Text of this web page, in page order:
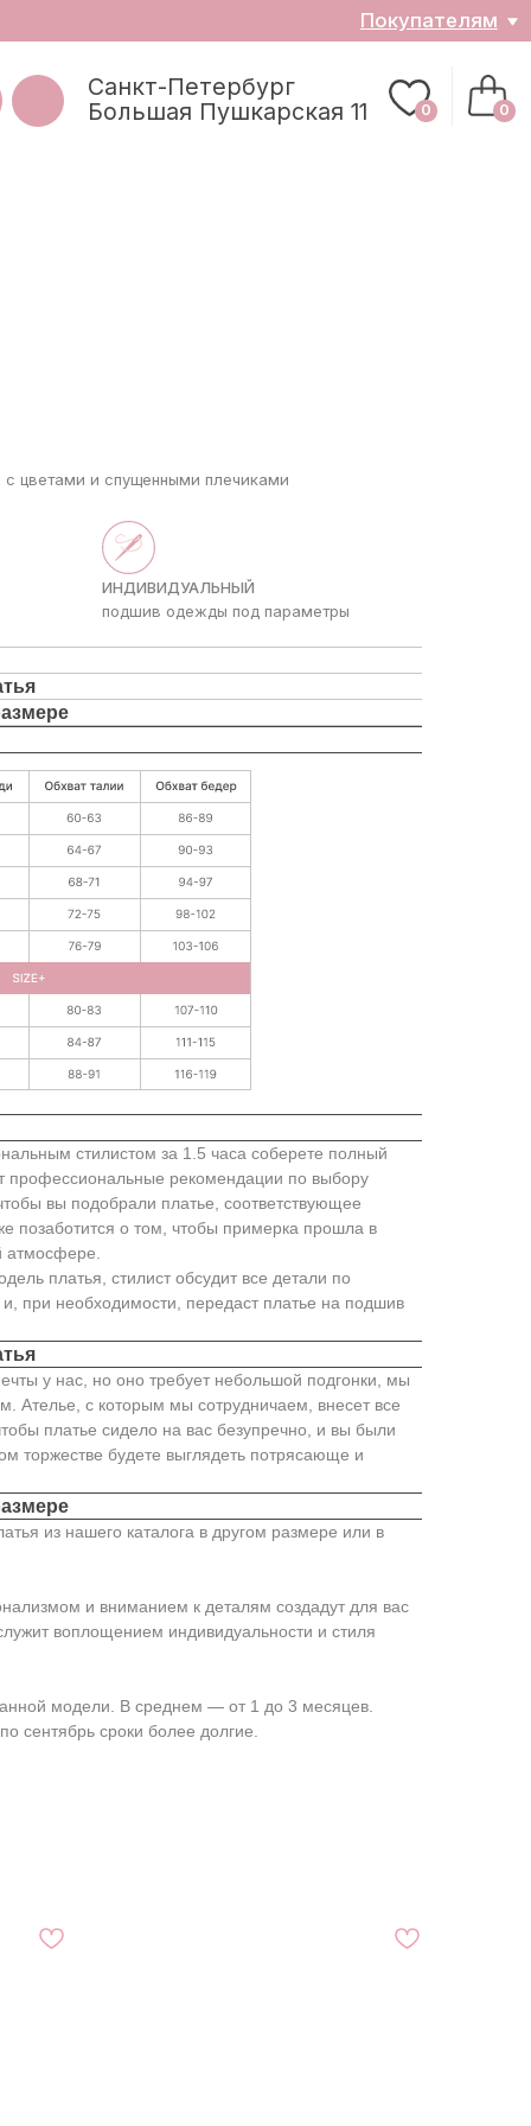
0
с цветами и спущенными плечиками
ИНДИВИДУАЛЬНЫЙ
подшив одежды под параметры
стилистом за 1.5 часа соберете полный
профессиональные рекомендации по выбору
вы подобрали платье, соответствующее
позаботится о том, чтобы примерка прошла в
атмосфере.
платья, стилист обсудит все детали по
при необходимости, передаст платье на подшив
у нас, но оно требует небольшой подгонки, мы
Ателье, с которым мы сотрудничаем, внесет все
платье сидело на вас безупречно, и вы были
торжестве будете выглядеть потрясающе и
из нашего каталога в другом размере или в
и вниманием к деталям создадут для вас
воплощением индивидуальности и стиля
модели. В среднем ― от 1 до 3 месяцев.
сентябрь сроки более долгие.